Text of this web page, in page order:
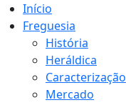
Início
Freguesia
História
Heráldica
Caracterização
Mercado